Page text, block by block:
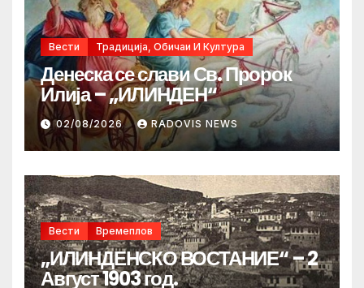
Вести Традиција, Обичаи И Култура
Денеска се слави Св. Пророк
Илија – „ИЛИНДЕН“
02/08/2026 RADOVIS NEWS
Вести Времеплов
„ИЛИНДЕНСКО ВОСТАНИЕ“ – 2
Август 1903 год.